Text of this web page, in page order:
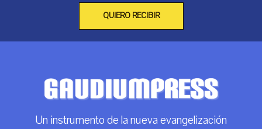
QUIERO RECIBIR
Un instrumento de la nueva evangelización